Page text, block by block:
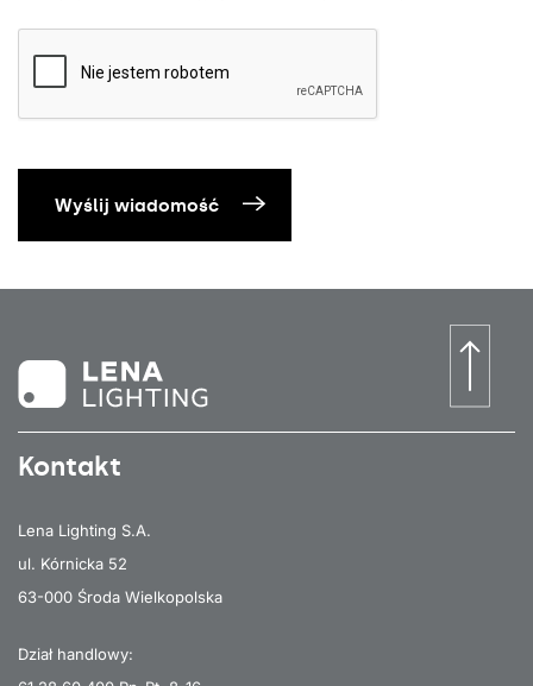
Wyślij wiadomość
Kontakt
Lena Lighting S.A.
ul. Kórnicka 52
63-000 Środa Wielkopolska
Dział handlowy: